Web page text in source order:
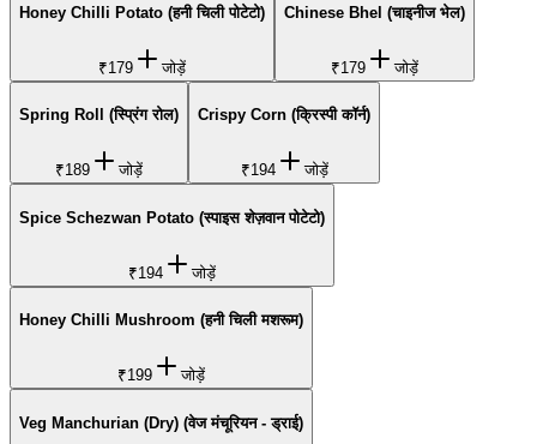
Honey Chilli Potato (हनी चिली पोटेटो)
₹179 जोड़ें
Chinese Bhel (चाइनीज भेल)
₹179 जोड़ें
Spring Roll (स्प्रिंग रोल)
₹189 जोड़ें
Crispy Corn (क्रिस्पी कॉर्न)
₹194 जोड़ें
Spice Schezwan Potato (स्पाइस शेज़वान पोटेटो)
₹194 जोड़ें
Honey Chilli Mushroom (हनी चिली मशरूम)
₹199 जोड़ें
Veg Manchurian (Dry) (वेज मंचूरियन - ड्राई)